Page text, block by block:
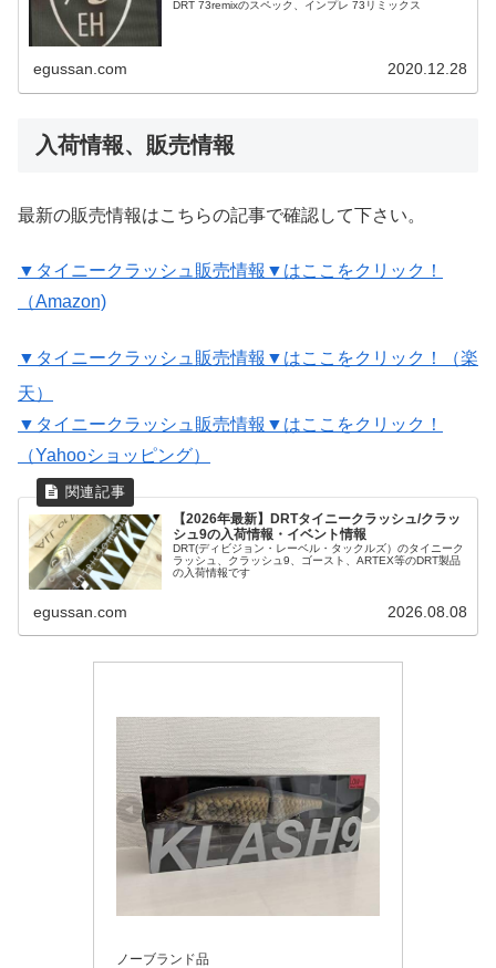
DRT 73remixのスペック、インプレ 73リミックス
egussan.com 2020.12.28
入荷情報、販売情報
最新の販売情報はこちらの記事で確認して下さい。
▼タイニークラッシュ販売情報▼はここをクリック！
（Amazon)
▼タイニークラッシュ販売情報▼はここをクリック！（楽
天）
▼タイニークラッシュ販売情報▼はここをクリック！
（Yahooショッピング）
【2026年最新】DRTタイニークラッシュ/クラッ
シュ9の入荷情報・イベント情報
DRT(ディビジョン・レーベル・タックルズ）のタイニーク
ラッシュ、クラッシュ9、ゴースト、ARTEX等のDRT製品
の入荷情報です
egussan.com 2026.08.08
ノーブランド品